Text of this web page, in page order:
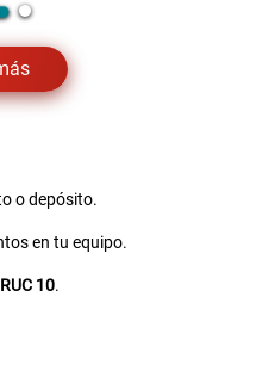
o depósito.
en tu equipo.
RUC 10.